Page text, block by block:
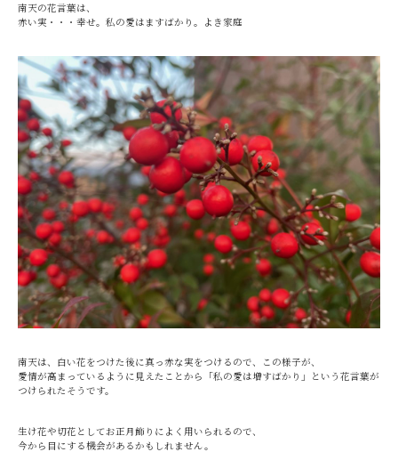
南天の花言葉は、
赤い実・・・幸せ。私の愛はますばかり。よき家庭
南天は、白い花をつけた後に真っ赤な実をつけるので、この様子が、
愛情が高まっているように見えたことから「私の愛は増すばかり」という花言葉が
つけられたそうです。
生け花や切花としてお正月飾りによく用いられるので、
今から目にする機会があるかもしれません。